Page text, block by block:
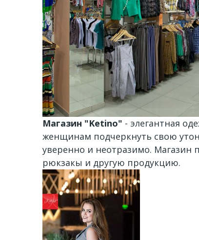
Магазин "Ketino" - элегантная
женщинам подчеркнуть свою
уверенно и неотразимо. Магазин
рюкзакы и другую продукцию.